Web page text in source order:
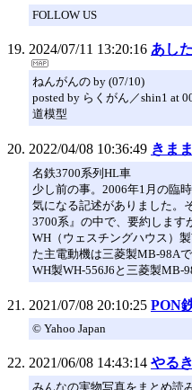
FOLLOW US
2024/07/11 13:20:16 あし
ねんがんの by (07/10)
posted by らくがん／shin1 at
道模型
2022/04/08 10:36:49 きま
名鉄3700系列HL車
少し前の事。2006年1月の臨
気になる記述がありました。
3700系』の中で、要約します
WH（ウェスチングハウス）
た主電動機は三菱製MB-98A
WH製WH-556J6と三菱製MB-
2021/07/08 20:10:25 PON
© Yahoo Japan
2021/06/08 14:43:14 やる
みんなの実物写真をまとめ読